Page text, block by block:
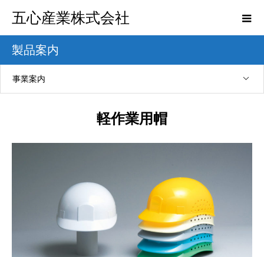
五心産業株式会社
製品案内
事業案内
軽作業用帽